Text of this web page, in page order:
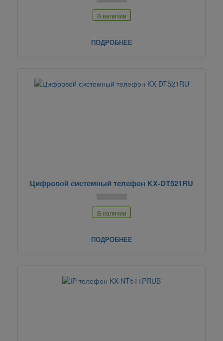
В наличии
ПОДРОБНЕЕ
Цифровой системный телефон KX-DT521RU
В наличии
ПОДРОБНЕЕ